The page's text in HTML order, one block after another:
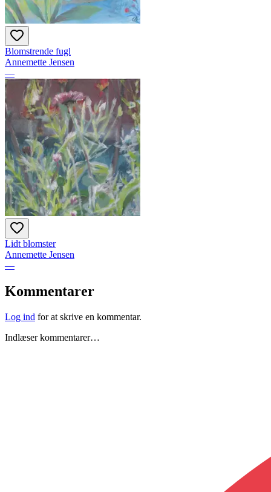
Blomstrende fugl
Annemette Jensen
—
Lidt blomster
Annemette Jensen
—
Kommentarer
Log ind for at skrive en kommentar.
Indlæser kommentarer…